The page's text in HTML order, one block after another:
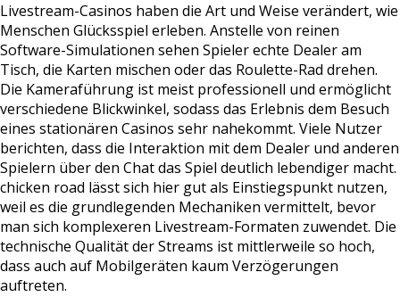
Livestream-Casinos haben die Art und Weise verändert, wie
Menschen Glücksspiel erleben. Anstelle von reinen
Software-Simulationen sehen Spieler echte Dealer am
Tisch, die Karten mischen oder das Roulette-Rad drehen.
Die Kameraführung ist meist professionell und ermöglicht
verschiedene Blickwinkel, sodass das Erlebnis dem Besuch
eines stationären Casinos sehr nahekommt. Viele Nutzer
berichten, dass die Interaktion mit dem Dealer und anderen
Spielern über den Chat das Spiel deutlich lebendiger macht.
chicken road lässt sich hier gut als Einstiegspunkt nutzen,
weil es die grundlegenden Mechaniken vermittelt, bevor
man sich komplexeren Livestream-Formaten zuwendet. Die
technische Qualität der Streams ist mittlerweile so hoch,
dass auch auf Mobilgeräten kaum Verzögerungen
auftreten.